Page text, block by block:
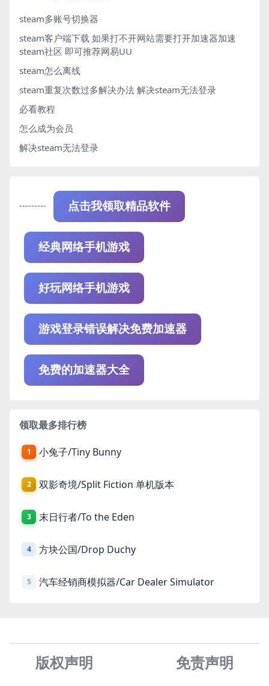
steam多账号切换器
steam客户端下载 如果打不开网站需要打开加速器加速
steam社区 即可推荐网易UU
steam怎么离线
steam重复次数过多解决办法 解决steam无法登录
必看教程
怎么成为会员
解决steam无法登录
--------- 点击我领取精品软件
经典网络手机游戏
好玩网络手机游戏
游戏登录错误解决免费加速器
免费的加速器大全
领取最多排行榜
1 小兔子/Tiny Bunny
2 双影奇境/Split Fiction 单机版本
3 末日行者/To the Eden
4 方块公国/Drop Duchy
5 汽车经销商模拟器/Car Dealer Simulator
版权声明 免责声明